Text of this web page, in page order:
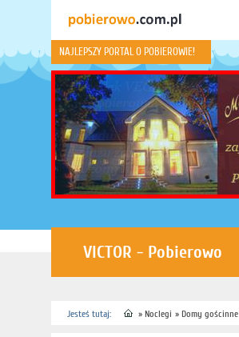
NAJLEPSZY PORTAL O POBIEROWIE!
VICTOR - Pobierowo
Jesteś tutaj: » Noclegi » Domy gościnne